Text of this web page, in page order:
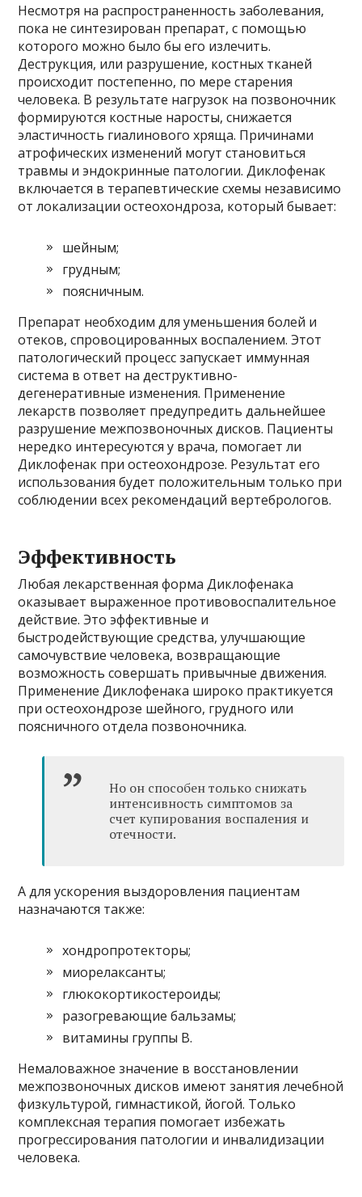
Несмотря на распространенность заболевания,
пока не синтезирован препарат, с помощью
которого можно было бы его излечить.
Деструкция, или разрушение, костных тканей
происходит постепенно, по мере старения
человека. В результате нагрузок на позвоночник
формируются костные наросты, снижается
эластичность гиалинового хряща. Причинами
атрофических изменений могут становиться
травмы и эндокринные патологии. Диклофенак
включается в терапевтические схемы независимо
от локализации остеохондроза, который бывает:
шейным;
грудным;
поясничным.
Препарат необходим для уменьшения болей и
отеков, спровоцированных воспалением. Этот
патологический процесс запускает иммунная
система в ответ на деструктивно-
дегенеративные изменения. Применение
лекарств позволяет предупредить дальнейшее
разрушение межпозвоночных дисков. Пациенты
нередко интересуются у врача, помогает ли
Диклофенак при остеохондрозе. Результат его
использования будет положительным только при
соблюдении всех рекомендаций вертебрологов.
Эффективность
Любая лекарственная форма Диклофенака
оказывает выраженное противовоспалительное
действие. Это эффективные и
быстродействующие средства, улучшающие
самочувствие человека, возвращающие
возможность совершать привычные движения.
Применение Диклофенака широко практикуется
при остеохондрозе шейного, грудного или
поясничного отдела позвоночника.
Но он способен только снижать
интенсивность симптомов за
счет купирования воспаления и
отечности.
А для ускорения выздоровления пациентам
назначаются также:
хондропротекторы;
миорелаксанты;
глюкокортикостероиды;
разогревающие бальзамы;
витамины группы B.
Немаловажное значение в восстановлении
межпозвоночных дисков имеют занятия лечебной
физкультурой, гимнастикой, йогой. Только
комплексная терапия помогает избежать
прогрессирования патологии и инвалидизации
человека.